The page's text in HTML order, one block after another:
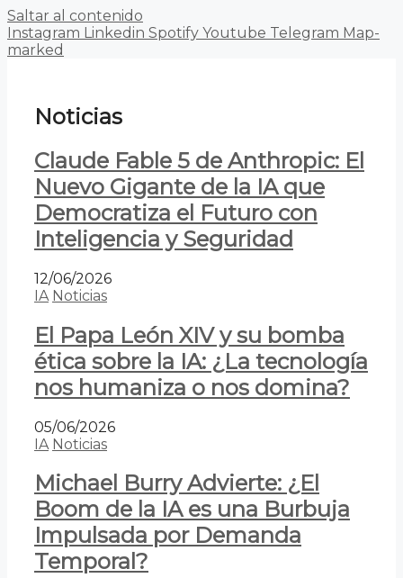
Saltar al contenido
Instagram Linkedin Spotify Youtube Telegram Map-
marked
Noticias
Claude Fable 5 de Anthropic: El
Nuevo Gigante de la IA que
Democratiza el Futuro con
Inteligencia y Seguridad
12/06/2026
IA Noticias
El Papa León XIV y su bomba
ética sobre la IA: ¿La tecnología
nos humaniza o nos domina?
05/06/2026
IA Noticias
Michael Burry Advierte: ¿El
Boom de la IA es una Burbuja
Impulsada por Demanda
Temporal?